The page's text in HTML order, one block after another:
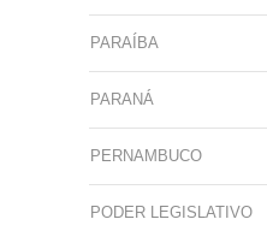
PARAÍBA
PARANÁ
PERNAMBUCO
PODER LEGISLATIVO